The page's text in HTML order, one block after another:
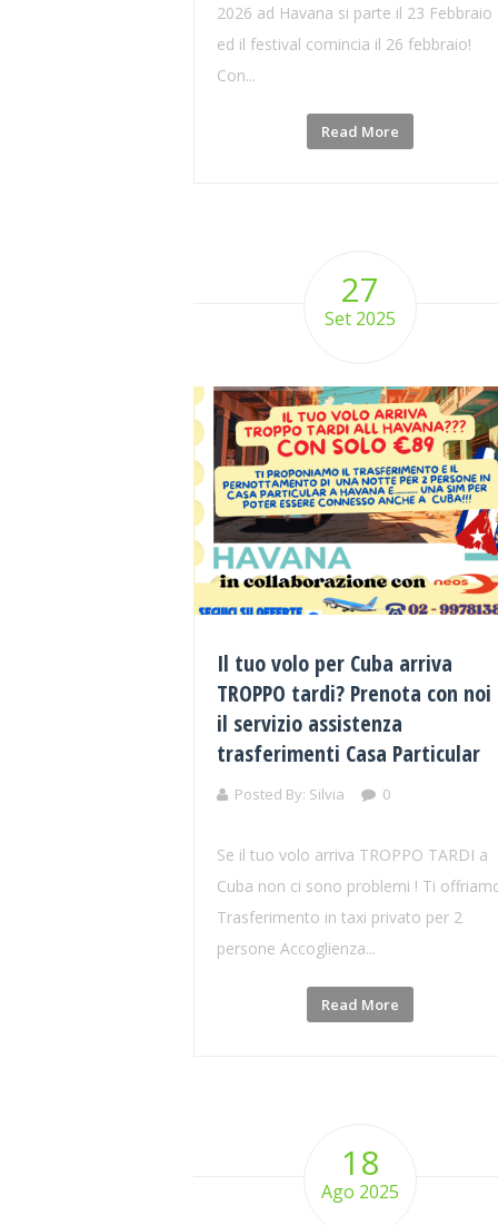
2026 ad Havana si parte il 23 Febbraio
ed il festival comincia il 26 febbraio!
Con...
Read More
27
Set 2025
Il tuo volo per Cuba arriva
TROPPO tardi? Prenota con noi
il servizio assistenza
trasferimenti Casa Particular
Posted By: Silvia 0
Se il tuo volo arriva TROPPO TARDI a
Cuba non ci sono problemi ! Ti
Trasferimento in taxi privato per 2
persone Accoglienza...
Read More
18
Ago 2025